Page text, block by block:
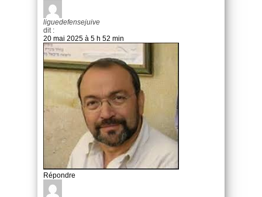
liguedefensejuive
dit :
20 mai 2025 à 5 h 52 min
Répondre